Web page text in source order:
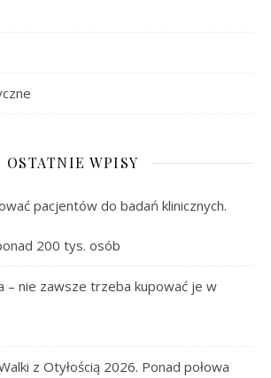
OSTATNIE WPISY
pacjentów do badań klinicznych.
200 tys. osób
– nie zawsze trzeba kupować je w
z Otyłością 2026. Ponad połowa